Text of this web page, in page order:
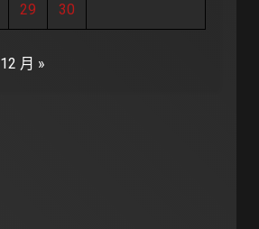
29 30
12 月 »